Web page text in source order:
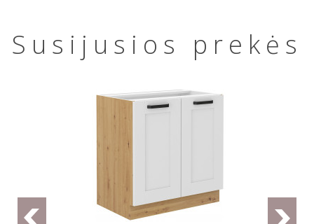
Susijusios prekės